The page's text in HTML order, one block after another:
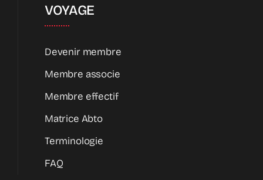
VOYAGE
Devenir membre
Membre associe
Membre effectif
Matrice Abto
Terminologie
FAQ